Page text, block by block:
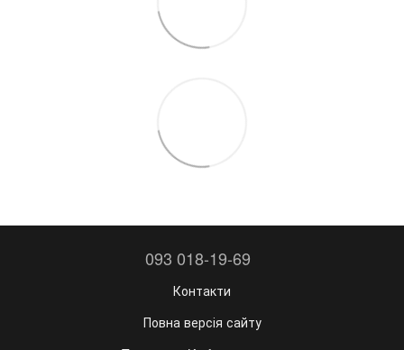
093 018-19-69
Контакти
Повна версія сайту